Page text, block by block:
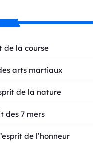
de la course
arts martiaux
de la nature
des 7 mers
de l’honneur